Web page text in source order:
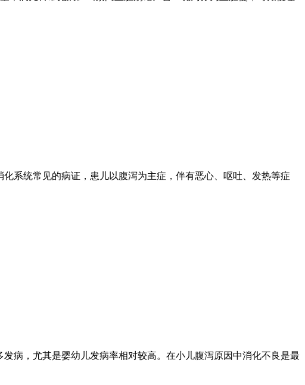
系统常见的病证，患儿以腹泻为主症，伴有恶心、呕吐、发热等症
病，尤其是婴幼儿发病率相对较高。在小儿腹泻原因中消化不良是最